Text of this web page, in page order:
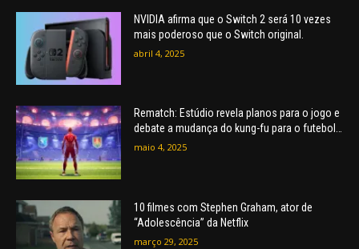
NVIDIA afirma que o Switch 2 será 10 vezes
mais poderoso que o Switch original.
abril 4, 2025
Rematch: Estúdio revela planos para o jogo e
debate a mudança do kung-fu para o futebol
(Exclusivo)
maio 4, 2025
10 filmes com Stephen Graham, ator de
“Adolescência” da Netflix
março 29, 2025